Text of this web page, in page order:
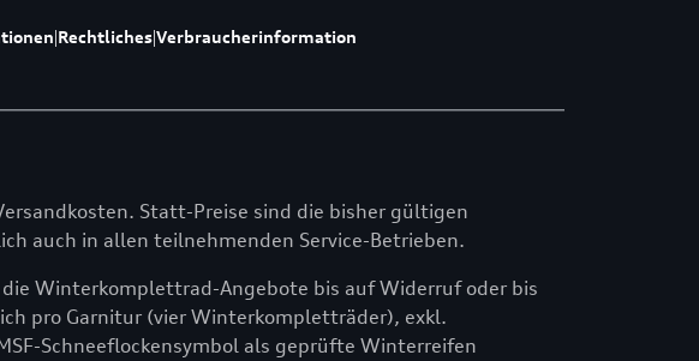
|Rechtliches|Verbraucherinformation
Statt-Preise sind die bisher gültigen
auch in allen teilnehmenden Service-Betrieben.
Winterkomplettrad-Angebote bis auf Widerruf oder bis
pro Garnitur (vier Winterkompletträder), exkl.
Schneeflockensymbol als geprüfte Winterreifen